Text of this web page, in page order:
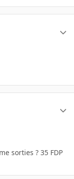
sorties ? 35 FDP